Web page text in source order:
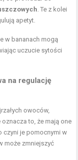
. Te z kolei
apetyt.
w bananach mogą
uczucie sytości
na regulację
owoców,
oznacza to, że mają one
czyni je pomocnymi w
może zmniejszyć